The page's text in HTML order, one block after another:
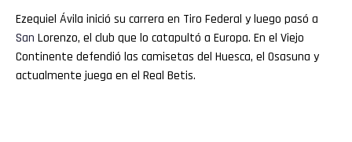
Ezequiel Ávila inició su carrera en Tiro Federal y luego pasó a
San Lorenzo, el club que lo catapultó a Europa. En el Viejo
Continente defendió las camisetas del Huesca, el Osasuna y
actualmente juega en el Real Betis.